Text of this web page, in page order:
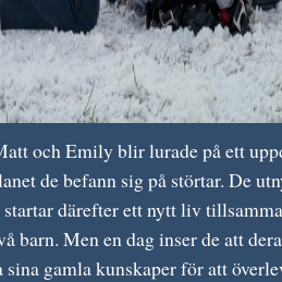
och Emily blir lurade på ett
de befann sig på störtar. De
startar därefter ett nytt liv
barn. Men en dag inser de att
sina gamla kunskaper för att